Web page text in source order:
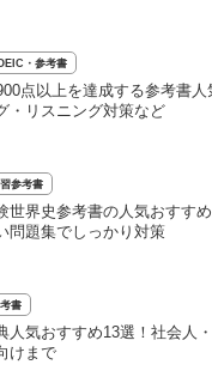
・参考書
点以上を達成する参考書
・リスニング対策など
参考書
世界史参考書の人気おすす
問題集でしっかり対策
書
人気おすすめ13選！社会人
けまで